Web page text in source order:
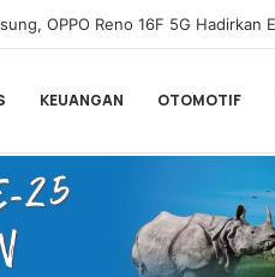
KEUANGAN OTOMOTIF